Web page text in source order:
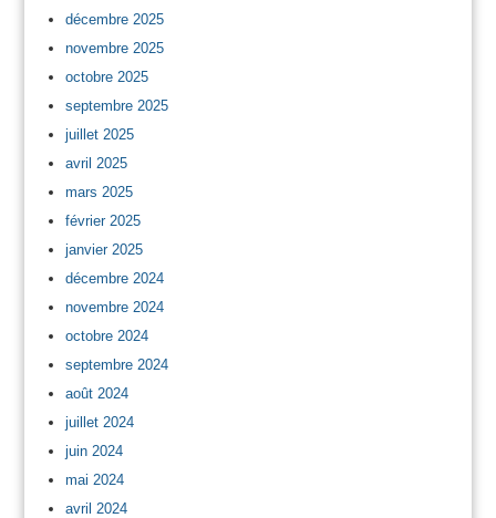
décembre 2025
novembre 2025
octobre 2025
septembre 2025
juillet 2025
avril 2025
mars 2025
février 2025
janvier 2025
décembre 2024
novembre 2024
octobre 2024
septembre 2024
août 2024
juillet 2024
juin 2024
mai 2024
avril 2024